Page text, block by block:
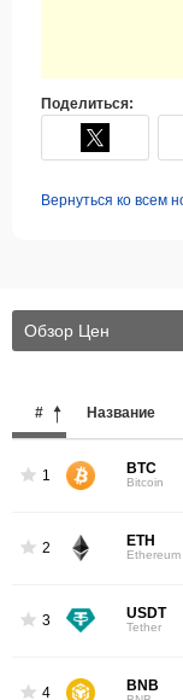
Поделиться:
Вернуться ко всем
Обзор Цен
# Название
1 BTC
Bitcoin
2 ETH
Ethereum
3 USDT
Tether
4 BNB